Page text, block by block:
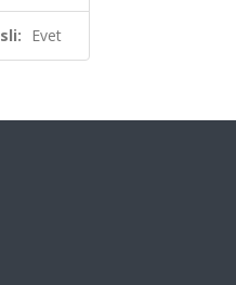
Evet